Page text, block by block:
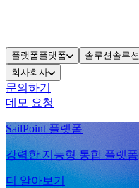
플랫폼플랫폼 솔루션 솔루션
회사회사
문의하기
데모 요청
SailPoint 플랫폼
강력한 지능형 통합 플랫폼
더 알아보기